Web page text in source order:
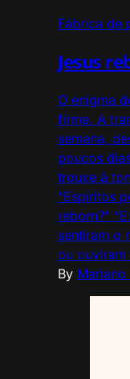
Fábrica de
Jesus
O enigma
firme. A
semana,
poucos
trouxe à
“Espíritos
reborn?”
sentiram o
ou ouviram
By